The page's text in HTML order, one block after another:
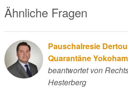
Ähnliche Fragen
Pauschalresie
Quarantäne
beantwortet von
Hesterberg